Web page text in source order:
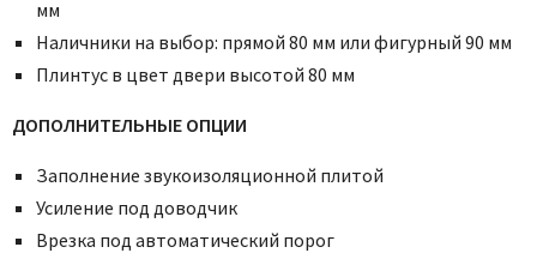
мм
Наличники на выбор: прямой 80 мм или фигурный 90 мм
Плинтус в цвет двери высотой 80 мм
ДОПОЛНИТЕЛЬНЫЕ ОПЦИИ
Заполнение звукоизоляционной плитой
Усиление под доводчик
Врезка под автоматический порог